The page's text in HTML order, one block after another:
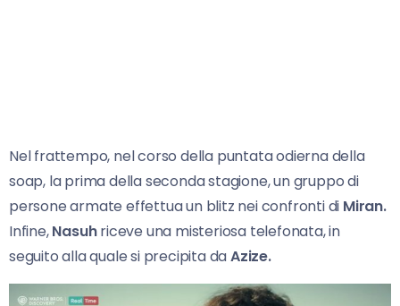
Nel frattempo, nel corso della puntata odierna della
soap, la prima della seconda stagione, un gruppo di
persone armate effettua un blitz nei confronti di Miran.
Infine,Nasuhriceve una misteriosa telefonata, in
seguito alla quale si precipita daAzize.